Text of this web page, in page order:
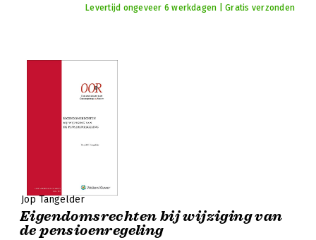
Levertijd ongeveer 6 werkdagen | Gratis verzonden
Jop Tangelder
Eigendomsrechten bij wijziging van
de pensioenregeling